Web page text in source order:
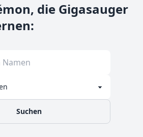
die Gigasauger
:
Suchen